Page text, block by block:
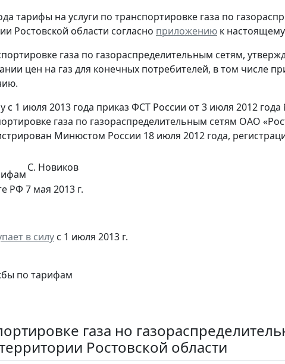
тарифы на услуги по транспортировке газа по
Ростовской области согласно приложению к
газа по газораспределительным сетям,
цен на газ для конечных потребителей, в том числе
с 1 июля 2013 года приказ ФСТ России от 3 июля 2012
газа по газораспределительным сетям ОАО
Минюстом России 18 июля 2012 года,
С. Новиков
РФ 7 мая 2013 г.
в силу с 1 июля 2013 г.
по тарифам
газа но
Ростовской области